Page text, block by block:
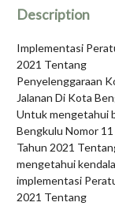
Description
Implementasi
2021 Tentang
Penyelenggaraan
Jalanan Di Kota
Untuk mengetahui
Bengkulu Nomor 11
Tahun 2021
mengetahui kendala
implementasi
2021 Tentang